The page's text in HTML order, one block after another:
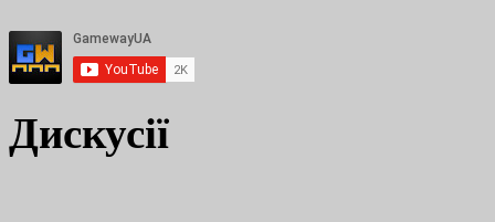
Дискусії